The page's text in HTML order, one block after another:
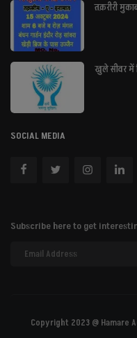
तक़रीरी
खुले सीवर में
SOCIAL MEDIA
Subscribe here to get
Copyright 2023 @ Hamare